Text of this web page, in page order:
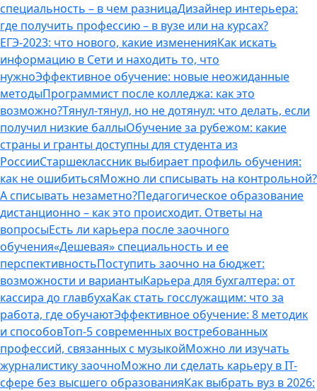
специальность – в чем разницаДизайнер интерьера:
где получить профессию – в вузе или на курсах?
ЕГЭ-2023: что нового, какие измененияКак искать
информацию в Сети и находить то, что
нужноЭффективное обучение: новые неожиданные
методыПрограммист после колледжа: как это
возможно?Тянул-тянул, но не дотянул: что делать, если
получил низкие баллыОбучение за рубежом: какие
страны и гранты доступны для студента из
РоссииСтаршеклассник выбирает профиль обучения:
как не ошибитьсяМожно ли списывать на контрольной?
А списывать незаметно?Педагогическое образование
дистанционно – как это происходит. Ответы на
вопросыЕсть ли карьера после заочного
обучения«Дешевая» специальность и ее
перспективностьПоступить заочно на бюджет:
возможности и вариантыКарьера для бухгалтера: от
кассира до главбухаКак стать госслужащим: что за
работа, где обучаютЭффективное обучение: 8 методик
и способовТоп-5 современных востребованных
профессий, связанных с музыкойМожно ли изучать
журналистику заочноМожно ли сделать карьеру в IT-
сфере без высшего образованияКак выбрать вуз в 2026: